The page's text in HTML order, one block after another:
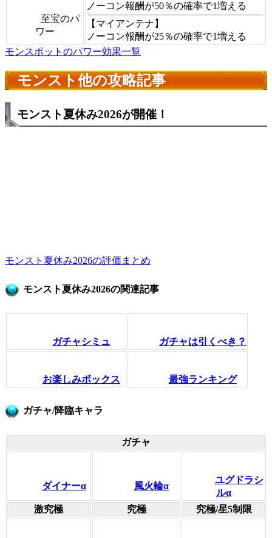
至宝のパ
ワー
ノーコン報酬が50％の確率で1増える
【マイアンテナ】
ノーコン報酬が25％の確率で1増える
モンスポットのパワー効果一覧
モンスト他の攻略記事
モンスト夏休み2026が開催！
モンスト夏休み2026の評価まとめ
モンスト夏休み2026の関連記事
ガチャシミュ ガチャは引くべき？
お楽しみボックス 最強ランキング
ガチャ/降臨キャラ
ガチャ
ダイナーα 風火輪α
ユグドラシ
ルα
激究極
究極 究極/星5制限